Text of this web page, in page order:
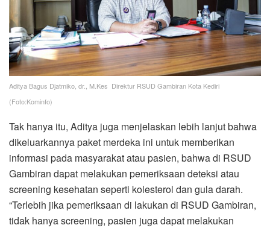
Aditya Bagus Djatmiko, dr., M.Kes Direktur RSUD Gambiran Kota Kediri
(Foto:Kominfo)
Tak hanya itu, Aditya juga menjelaskan lebih lanjut bahwa
dikeluarkannya paket merdeka ini untuk memberikan
informasi pada masyarakat atau pasien, bahwa di RSUD
Gambiran dapat melakukan pemeriksaan deteksi atau
screening kesehatan seperti kolesterol dan gula darah.
“Terlebih jika pemeriksaan di lakukan di RSUD Gambiran,
tidak hanya screening, pasien juga dapat melakukan